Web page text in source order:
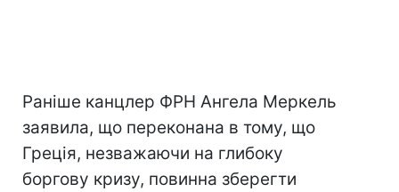
Раніше канцлер ФРН Ангела Меркель
заявила, що переконана в тому, що
Греція, незважаючи на глибоку
боргову кризу, повинна зберегти